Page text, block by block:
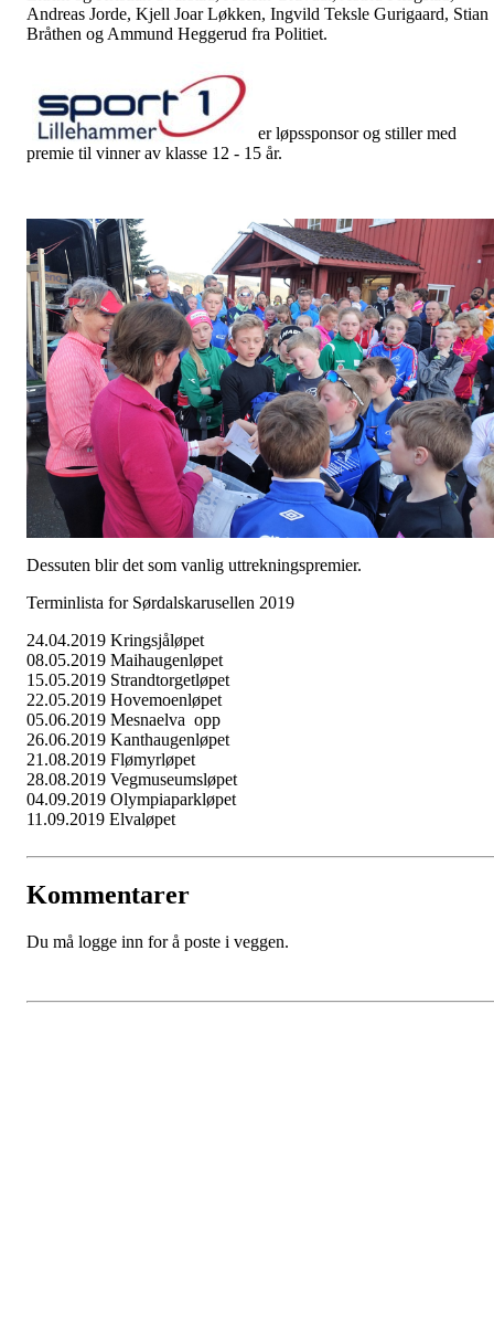
Andreas Jorde, Kjell Joar Løkken, Ingvild Teksle Gurigaard, Stian
Bråthen og Ammund Heggerud fra Politiet.
er løpssponsor og stiller med
premie til vinner av klasse 12 - 15 år.
Dessuten blir det som vanlig uttrekningspremier.
Terminlista for Sørdalskarusellen 2019
24.04.2019 Kringsjåløpet
08.05.2019 Maihaugenløpet
15.05.2019 Strandtorgetløpet
22.05.2019 Hovemoenløpet
05.06.2019 Mesnaelva opp
26.06.2019 Kanthaugenløpet
21.08.2019 Flømyrløpet
28.08.2019 Vegmuseumsløpet
04.09.2019 Olympiaparkløpet
11.09.2019 Elvaløpet
Kommentarer
Du må logge inn for å poste i veggen.